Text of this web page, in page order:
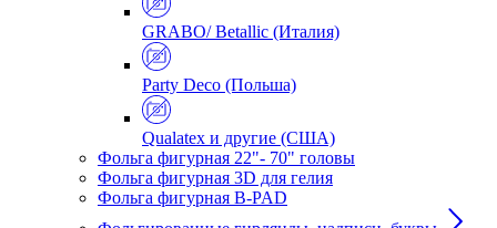
GRABO/ Betallic (Италия)
Party Deco (Польша)
Qualatex и другие (США)
Фольга фигурная 22"- 70" головы
Фольга фигурная 3D для гелия
Фольга фигурная B-PAD